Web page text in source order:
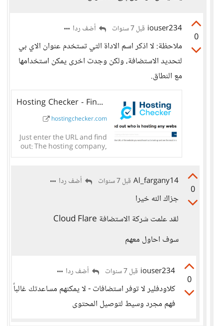
0
iouser234 قبل 7 سنوات أضف ردا
ملاحظة: لا اذكر اسم الاداة التي تستخدم عنوان الاي بي
لتحديد الاستضافة، ولكن وجدت اخرى يمكن استخدامها
مع النطاق.
Hosting Checker - Find out who is hosting any website
hostingchecker.com
Just enter the URL and find
out: The hosting company,
IP, Datacenter, Location
website. And check our
other tools for web...
0
Al_fargany14 قبل 7 سنوات أضف ردا
جزاك الله خيرا
لقد علمت شركة الاستضافة Cloud Flare
سوف احاول معهم
0
iouser234 قبل 7 سنوات أضف ردا
كلاودفلير لا توفر استضافات - لا يمكنهم مساعدتك غالباً
فهم مجرد وسيط لتوصيل المحتوى